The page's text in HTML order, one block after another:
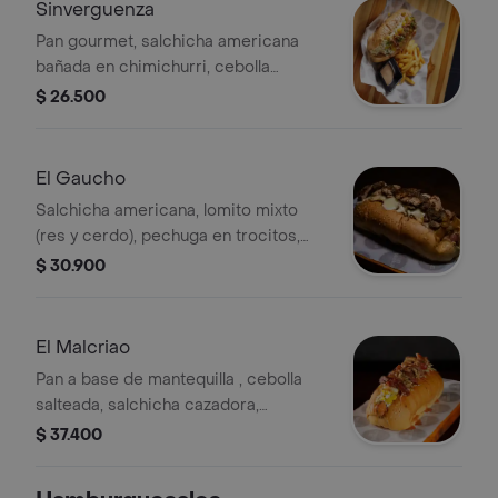
acompañados de porción de papas a
la francesa.
Sinverguenza
Pan gourmet, salchicha americana
bañada en chimichurri, cebolla
picada, lluvia de queso costeño, papa
cuadritos, Todos los perros, excepto
porción de papas a la francesa.
$ 26.500
El Gaucho
Salchicha americana, lomito mixto
(res y cerdo), pechuga en trocitos,
piña en trocitos, papa chongo, queso
argentino, acompañado con papas a
$ 30.900
El Malcriao
Pan a base de mantequilla , cebolla
salteada, salchicha cazadora,
salchicha suiza en julianas, maíz
$ 37.400